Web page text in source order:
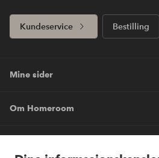
Kundeservice Bestilling
Mine sider
Om Homeroom